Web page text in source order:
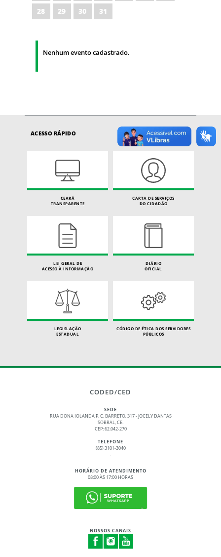
28
29 30 31
Nenhum evento cadastrado.
ACESSO RÁPIDO
CEARÁ
TRANSPARENTE
CARTA DE SERVIÇOS
DO CIDADÃO
LEI GERAL DE
ACESSO À INFORMAÇÃO
DIÁRIO
OFICIAL
LEGISLAÇÃO
ESTADUAL
CÓDIGO DE ÉTICA DOS SERVIDORES
PÚBLICOS
CODED/CED
SEDE
RUA DONA IOLANDA P. C. BARRETO, 317 - JOCELY DANTAS
SOBRAL, CE.
CEP: 62.042-270
TELEFONE
(85) 3101-3040
.
HORÁRIO DE ATENDIMENTO
08:00 ÀS 17:00 HORAS
NOSSOS CANAIS